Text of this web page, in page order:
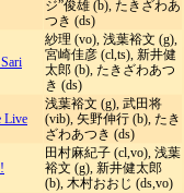
ジ”俊雄 (b), たきざわあ
つき (ds)
紗理 (vo), 浅葉裕文 (g),
宮崎佳彦 (cl,ts), 新井健
太郎 (b), たきざわあつ
き (ds)
Live
浅葉裕文 (g), 武田将
(vib), 矢野伸行 (b), たき
ざわあつき (ds)
田村麻紀子 (cl,vo), 浅葉
裕文 (g), 新井健太郎
(b), 木村おおじ (ds,vo)